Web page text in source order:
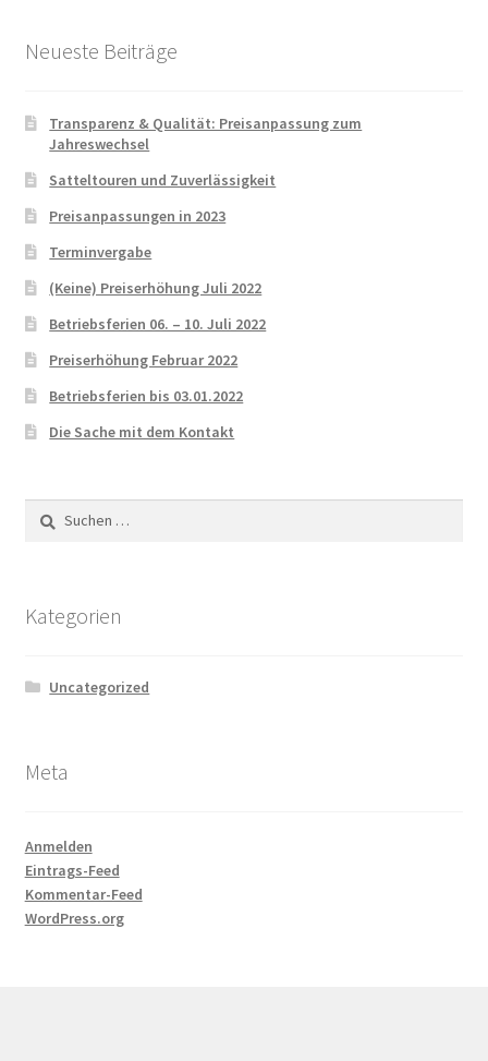
Neueste Beiträge
Transparenz & Qualität: Preisanpassung zum
Jahreswechsel
Satteltouren und Zuverlässigkeit
Preisanpassungen in 2023
Terminvergabe
(Keine) Preiserhöhung Juli 2022
Betriebsferien 06. – 10. Juli 2022
Preiserhöhung Februar 2022
Betriebsferien bis 03.01.2022
Die Sache mit dem Kontakt
Suchen
nach:
Kategorien
Uncategorized
Meta
Anmelden
Eintrags-Feed
Kommentar-Feed
WordPress.org